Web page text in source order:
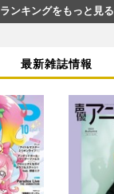
ランキングをもっと見る
最新雑誌情報